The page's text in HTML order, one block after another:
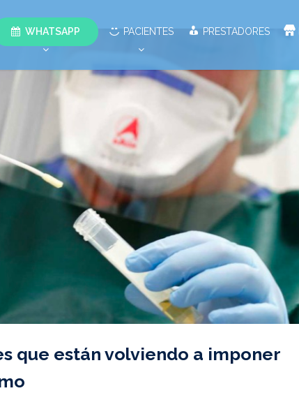
WHATSAPP PACIENTES PRESTADORES
que están volviendo a imponer